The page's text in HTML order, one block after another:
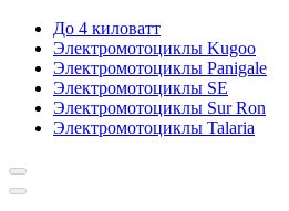
До 4 киловатт
Электромотоциклы Kugoo
Электромотоциклы Panigale
Электромотоциклы SE
Электромотоциклы Sur Ron
Электромотоциклы Talaria